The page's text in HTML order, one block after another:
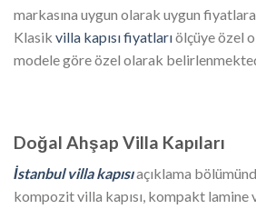
markasına uygun olarak uygun
Klasik villa kapısı fiyatlarıölçüye özel
modele göre özel olarak
Doğal Ahşap Villa Kapıları
İstanbul villa kapısıaçıklama
kompozit villa kapısı, kompakt lamine